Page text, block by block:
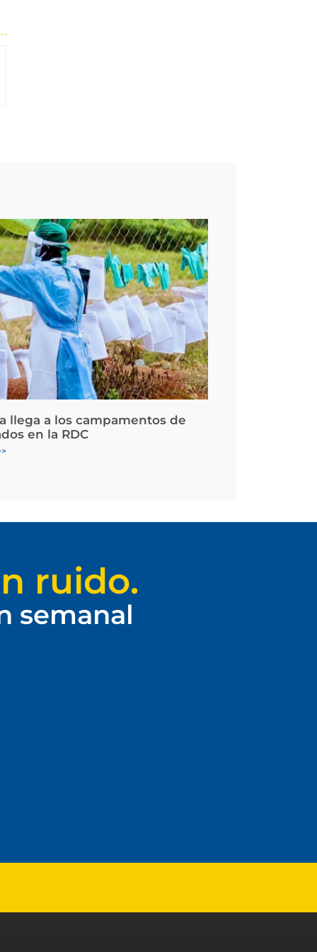
llega a los campamentos de
en la RDC
ruido.
semanal